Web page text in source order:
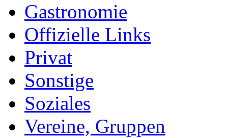
Gastronomie
Offizielle Links
Privat
Sonstige
Soziales
Vereine, Gruppen